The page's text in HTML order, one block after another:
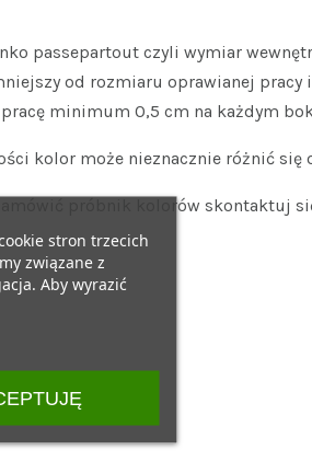
passepartout czyli wymiar
od rozmiaru oprawianej pracy
minimum 0,5 cm na każdym
kolor może nieznacznie różnić się
próbnik kolorów skontaktuj
stron trzecich
związane z
Aby wyrazić